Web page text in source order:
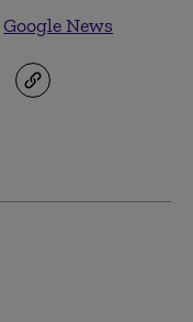
Google News